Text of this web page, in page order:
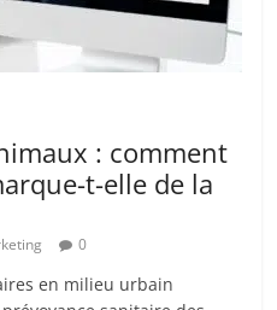
: comment
t-elle de la
0
en milieu urbain